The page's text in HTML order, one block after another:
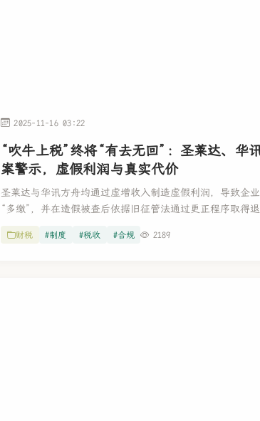
2025-11-16 03:22
“吹牛上税”终将“有去无回”：圣莱达、华
案警示，虚假利润与真实代价
圣莱达与华讯方舟均通过虚增收入制造虚假利润，导致企
“多缴”，并在造假被查后依据旧征管法通过更正程序取得
果与监管惩戒出现错位。2025 年征管法修订稿通过设置“目
财税 #制度 #税收 #合规 2189